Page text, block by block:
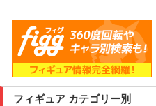
フィギュア カテゴリー別